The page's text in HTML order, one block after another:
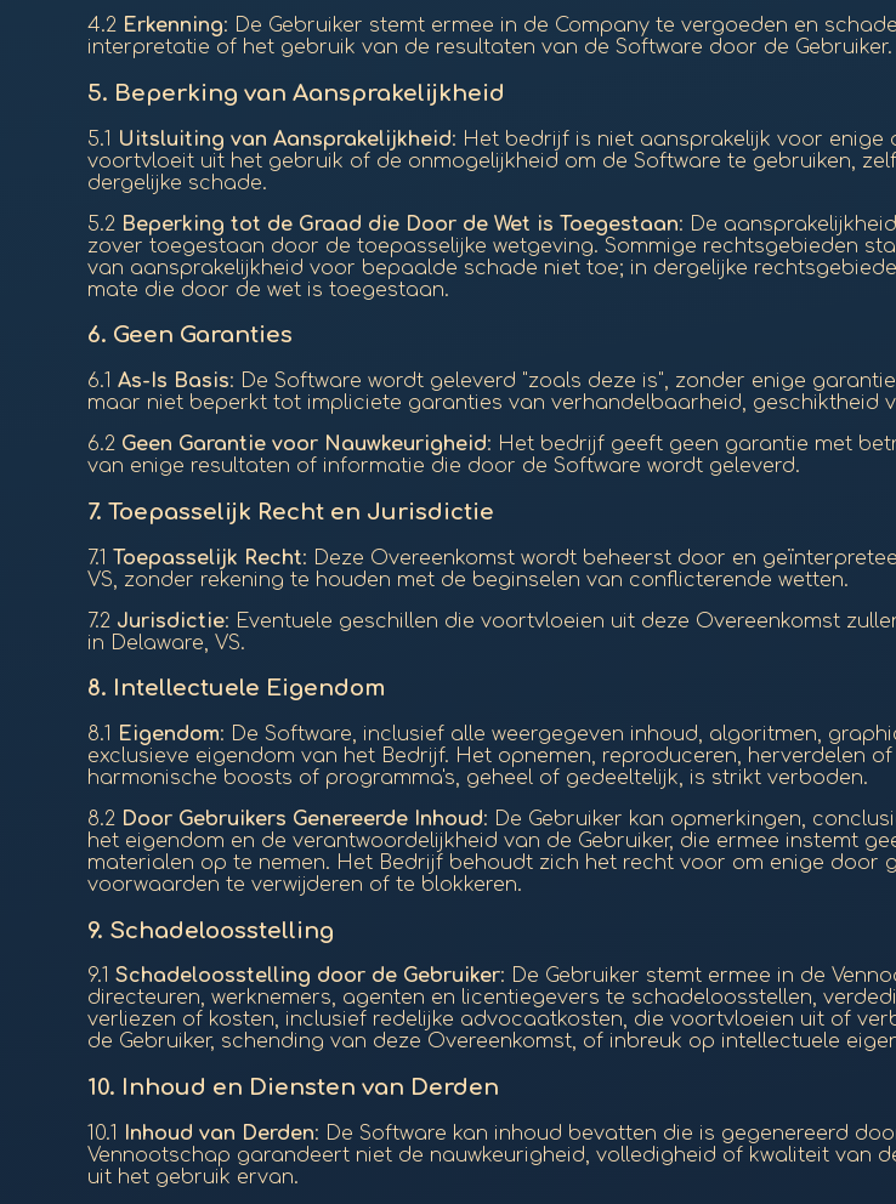
4.2 Erkenning: De Gebruiker stemt ermee in de Company te vergoeden en
interpretatie of het gebruik van de resultaten van de Software door de Gebruiker.
5. Beperking van Aansprakelijkheid
5.1 Uitsluiting van Aansprakelijkheid: Het bedrijf is niet aansprakelijk voor
voortvloeit uit het gebruik of de onmogelijkheid om de Software te gebruiken,
dergelijke schade.
5.2 Beperking tot de Graad die Door de Wet is Toegestaan: De
zover toegestaan door de toepasselijke wetgeving. Sommige rechtsgebieden
van aansprakelijkheid voor bepaalde schade niet toe; in dergelijke
mate die door de wet is toegestaan.
6. Geen Garanties
6.1 As-Is Basis: De Software wordt geleverd "zoals deze is", zonder enige
maar niet beperkt tot impliciete garanties van verhandelbaarheid, geschiktheid
6.2 Geen Garantie voor Nauwkeurigheid: Het bedrijf geeft geen garantie met
van enige resultaten of informatie die door de Software wordt geleverd.
7. Toepasselijk Recht en Jurisdictie
7.1 Toepasselijk Recht: Deze Overeenkomst wordt beheerst door en
VS, zonder rekening te houden met de beginselen van conflicterende wetten.
7.2 Jurisdictie: Eventuele geschillen die voortvloeien uit deze Overeenkomst
in Delaware, VS.
8. Intellectuele Eigendom
8.1 Eigendom: De Software, inclusief alle weergegeven inhoud, algoritmen,
exclusieve eigendom van het Bedrijf. Het opnemen, reproduceren, herverdelen
harmonische boosts of programma's, geheel of gedeeltelijk, is strikt verboden.
8.2 Door Gebruikers Genereerde Inhoud: De Gebruiker kan opmerkingen,
het eigendom en de verantwoordelijkheid van de Gebruiker, die ermee instemt
materialen op te nemen. Het Bedrijf behoudt zich het recht voor om enige door
voorwaarden te verwijderen of te blokkeren.
9. Schadeloosstelling
9.1 Schadeloosstelling door de Gebruiker: De Gebruiker stemt ermee in de
directeuren, werknemers, agenten en licentiegevers te schadeloosstellen,
verliezen of kosten, inclusief redelijke advocaatkosten, die voortvloeien uit of
de Gebruiker, schending van deze Overeenkomst, of inbreuk op intellectuele
10. Inhoud en Diensten van Derden
10.1 Inhoud van Derden: De Software kan inhoud bevatten die is gegenereerd
Vennootschap garandeert niet de nauwkeurigheid, volledigheid of kwaliteit van
uit het gebruik ervan.